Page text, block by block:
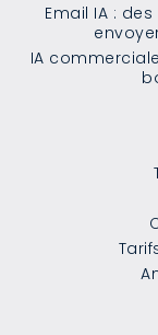
Email IA :
IA